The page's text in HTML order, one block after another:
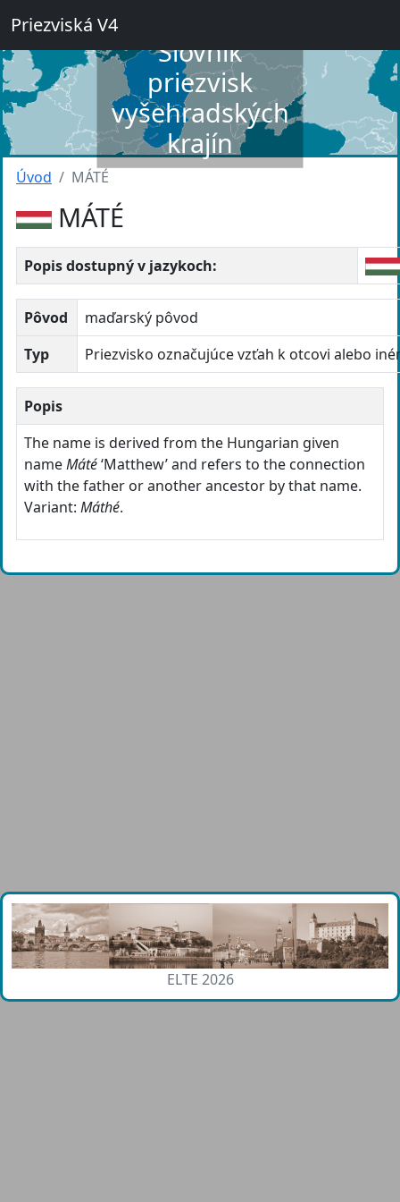
Priezviská V4
Slovník
priezvisk
vyšehradských
krajín
Úvod MÁTÉ
MÁTÉ
Popis dostupný v jazykoch:
Pôvod
maďarský pôvod
Typ
Priezvisko označujúce vzťah k otcovi alebo
Popis
The name is derived from the Hungarian given
nameMáté‘Matthew’ and refers to the connection
with the father or another ancestor by that name.
Variant: Máthé.
ELTE 2026